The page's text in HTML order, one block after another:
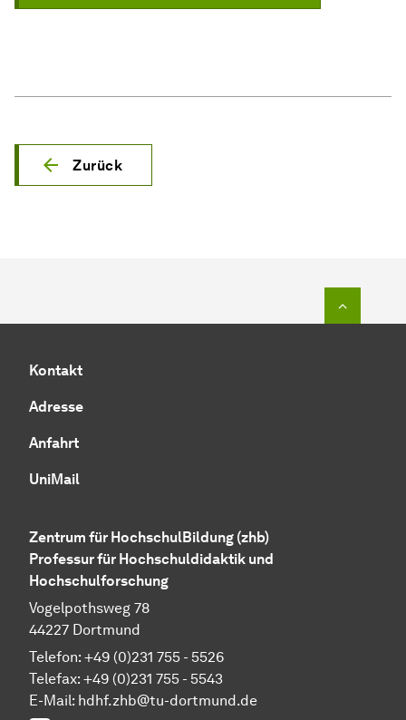
Zurück
Kontakt
Adresse
Anfahrt
UniMail
Zentrum für HochschulBildung (zhb)
Professur für Hochschuldidaktik und
Hochschulforschung
Vogelpothsweg 78
44227 Dortmund
Telefon: +49 (0)231 755 - 5526
Telefax: +49 (0)231 755 - 5543
E-Mail: hdhf.zhb@tu-dortmund.de